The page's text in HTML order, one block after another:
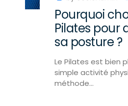
Pourquoi
Pilates pour
sa posture ?
Le Pilates est bien
simple activité
méthode…